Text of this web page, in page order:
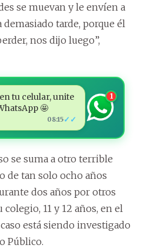
se muevan y le envíen a
demasiado tarde, porque él
nos dijo luego”,
tu celular, unite
🤩
08:15✓✓
1
se suma a otro terrible
de tan solo ocho años
dos años por otros
11 y 12 años, en el
está siendo investigado
Público.